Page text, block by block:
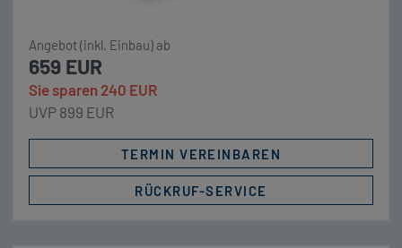
Angebot (inkl. Einbau) ab
659 EUR
Sie sparen 240 EUR
UVP 899 EUR
TERMIN VEREINBAREN
RÜCKRUF-SERVICE